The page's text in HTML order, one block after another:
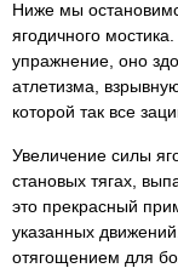
Ниже мы
ягодичного
упражнение, оно
атлетизма,
которой так все
Увеличение силы
становых тягах,
это прекрасный
указанных
отягощением для